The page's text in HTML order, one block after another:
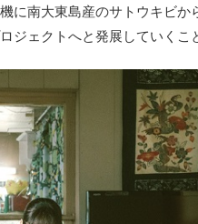
に南大東島産のサトウキビか
ジェクトへと発展していくこ